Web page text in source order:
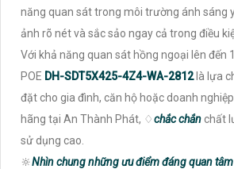
năng quan sát trong môi trường ánh sáng
ảnh rõ nét và sắc sảo ngay cả trong điều
Với khả năng quan sát hồng ngoại lên đến
POE DH-SDT5X425-4Z4-WA-2812 là lựa
đặt cho gia đình, căn hộ hoặc doanh
hãng tại An Thành Phát, ♢chắc chắnchất
sử dụng cao.
🔆Nhìn chung những ưu điểm đáng quan tâm